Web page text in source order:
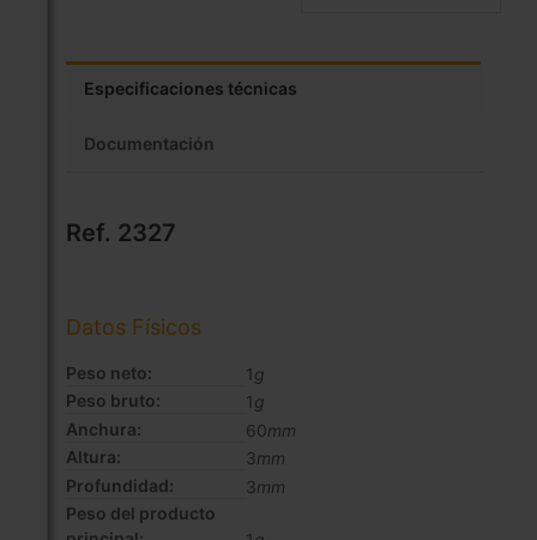
Especificaciones técnicas
Documentación
Ref. 2327
Datos Físicos
Peso neto: 1 g
Peso bruto:
1 g
Anchura:
60mm
Altura:
3mm
Profundidad:
3mm
Peso del producto